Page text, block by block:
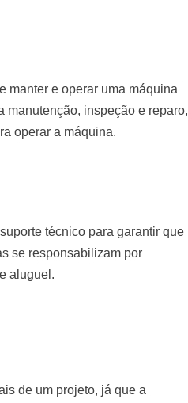
manter e operar uma máquina
manutenção, inspeção e reparo,
operar a máquina.
técnico para garantir que
se responsabilizam por
aluguel.
de um projeto, já que a